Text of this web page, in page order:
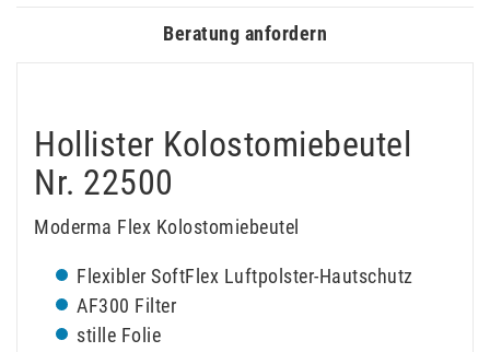
Beratung anfordern
Hollister Kolostomiebeutel
Nr. 22500
Moderma Flex Kolostomiebeutel
Flexibler SoftFlex Luftpolster-Hautschutz
AF300 Filter
stille Folie